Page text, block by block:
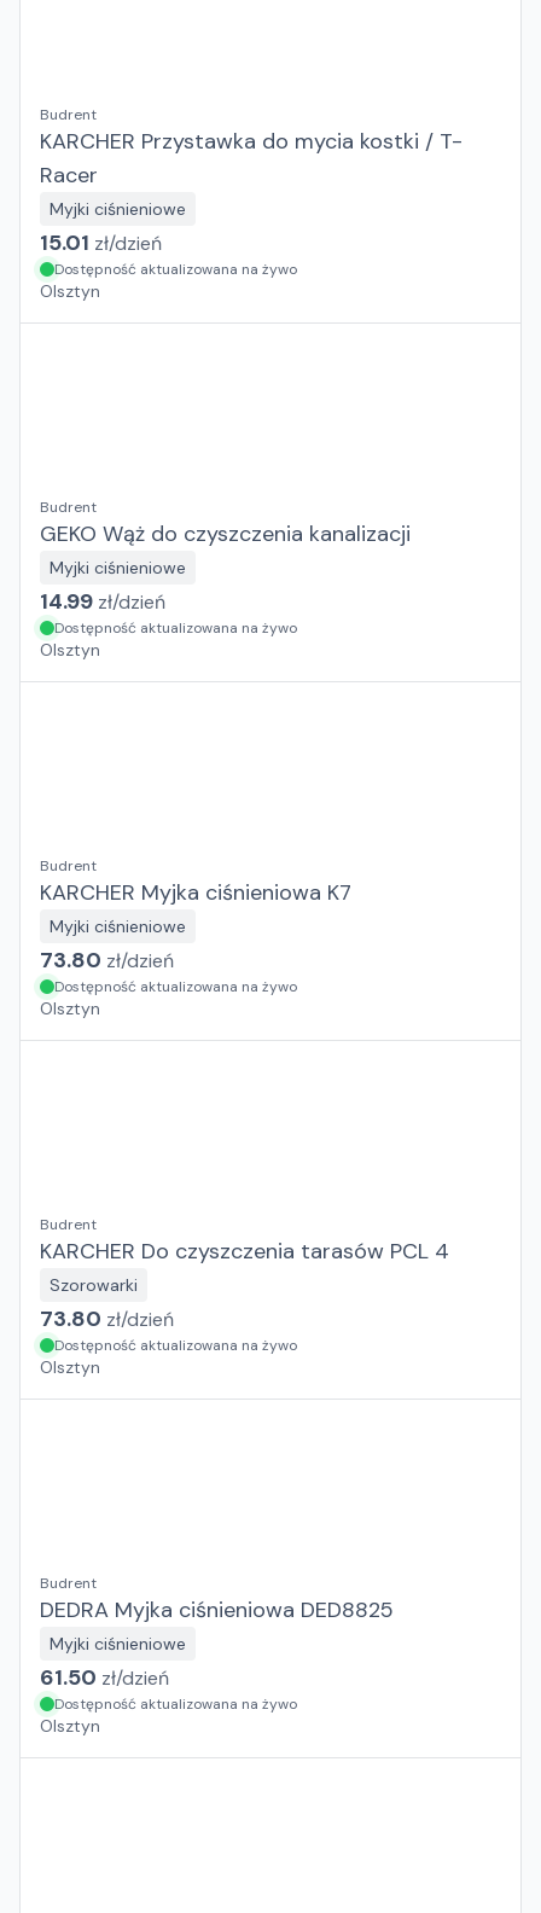
Budrent
KARCHER Przystawka do mycia kostki / T-
Racer
Myjki ciśnieniowe
15.01 zł/dzień
Dostępność aktualizowana na żywo
Olsztyn
Budrent
GEKO Wąż do czyszczenia kanalizacji
Myjki ciśnieniowe
14.99 zł/dzień
Dostępność aktualizowana na żywo
Olsztyn
Budrent
KARCHER Myjka ciśnieniowa K7
Myjki ciśnieniowe
73.80 zł/dzień
Dostępność aktualizowana na żywo
Olsztyn
Budrent
KARCHER Do czyszczenia tarasów PCL 4
Szorowarki
73.80 zł/dzień
Dostępność aktualizowana na żywo
Olsztyn
Budrent
DEDRA Myjka ciśnieniowa DED8825
Myjki ciśnieniowe
61.50 zł/dzień
Dostępność aktualizowana na żywo
Olsztyn